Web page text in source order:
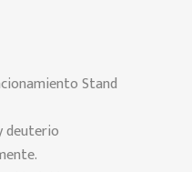
Stand
deuterio